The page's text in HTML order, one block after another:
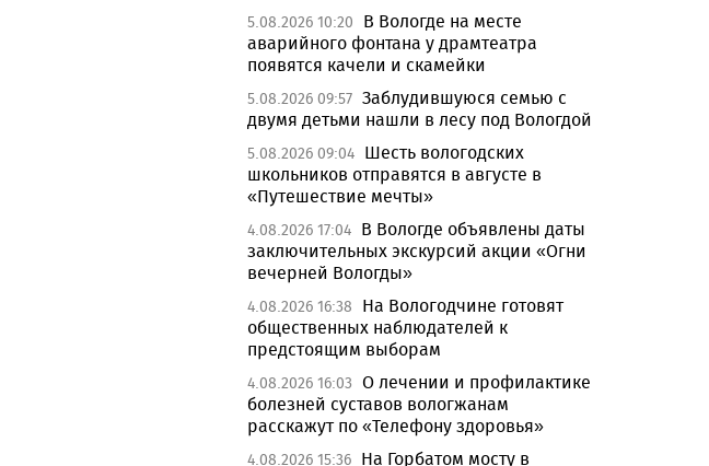
5.08.2026 10:20
В Вологде на месте
аварийного фонтана у драмтеатра
появятся качели и скамейки
5.08.2026 09:57 Заблудившуюся семью с
двумя детьми нашли в лесу под Вологдой
5.08.2026 09:04 Шесть вологодских
школьников отправятся в августе в
«Путешествие мечты»
4.08.2026 17:04 В Вологде объявлены даты
заключительных экскурсий акции «Огни
вечерней Вологды»
4.08.2026 16:38
На Вологодчине готовят
общественных наблюдателей к
предстоящим выборам
4.08.2026 16:03 О лечении и профилактике
болезней суставов вологжанам
расскажут по «Телефону здоровья»
4.08.2026 15:36 На Горбатом мосту в